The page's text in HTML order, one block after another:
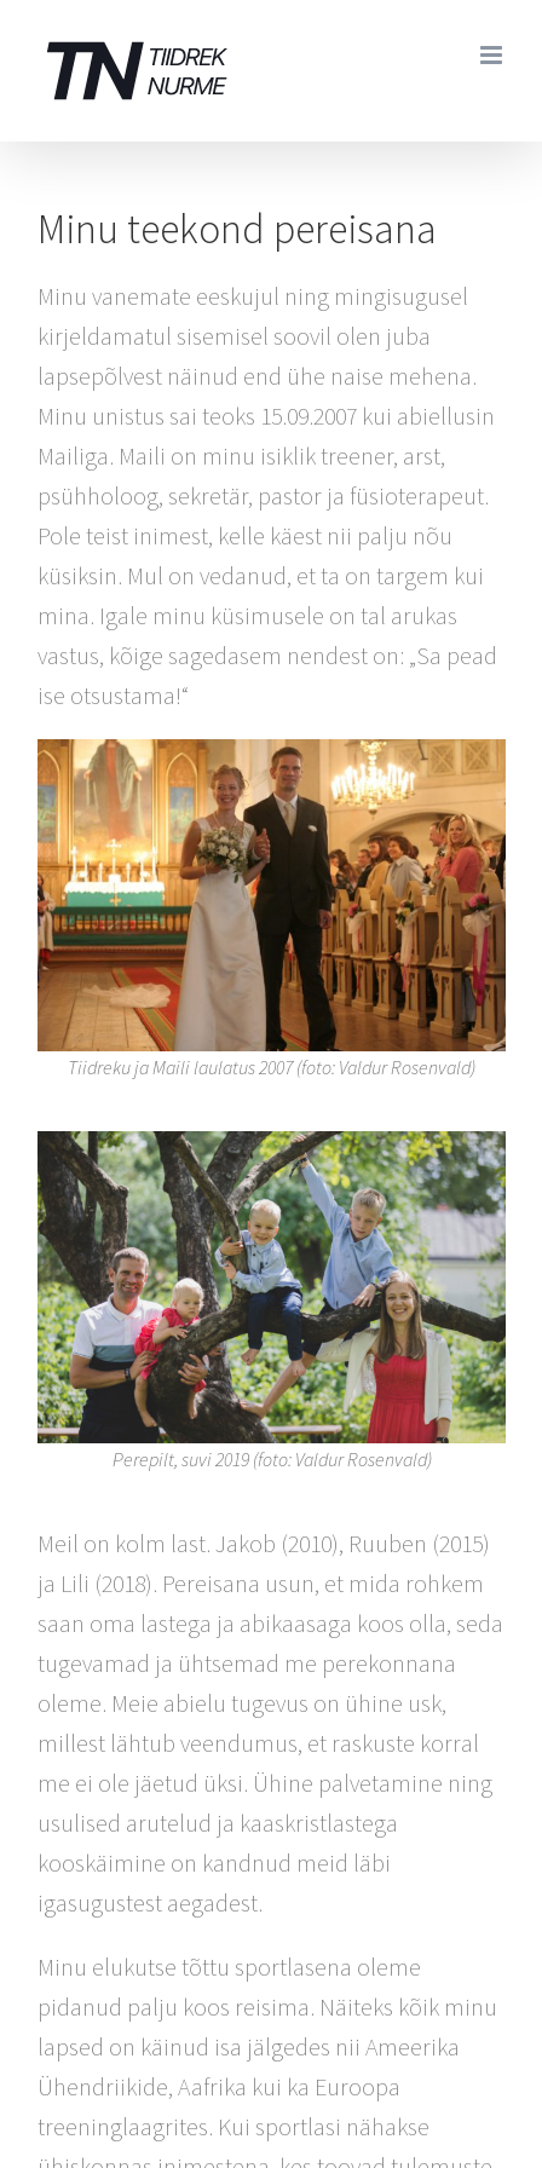
content
Minu teekond pereisana
Minu vanemate eeskujul ning mingisugusel
kirjeldamatul sisemisel soovil olen juba
lapsepõlvest näinud end ühe naise mehena.
Minu unistus sai teoks 15.09.2007 kui abiellusin
Mailiga. Maili on minu isiklik treener, arst,
psühholoog, sekretär, pastor ja füsioterapeut.
Pole teist inimest, kelle käest nii palju nõu
küsiksin. Mul on vedanud, et ta on targem kui
mina. Igale minu küsimusele on tal arukas
vastus, kõige sagedasem nendest on: „Sa pead
ise otsustama!“
Tiidreku ja Maili laulatus 2007 (foto: Valdur Rosenvald)
Perepilt, suvi 2019 (foto: Valdur Rosenvald)
Meil on kolm last. Jakob (2010), Ruuben (2015)
ja Lili (2018). Pereisana usun, et mida rohkem
saan oma lastega ja abikaasaga koos olla, seda
tugevamad ja ühtsemad me perekonnana
oleme. Meie abielu tugevus on ühine usk,
millest lähtub veendumus, et raskuste korral
me ei ole jäetud üksi. Ühine palvetamine ning
usulised arutelud ja kaaskristlastega
kooskäimine on kandnud meid läbi
igasugustest aegadest.
Minu elukutse tõttu sportlasena oleme
pidanud palju koos reisima. Näiteks kõik minu
lapsed on käinud isa jälgedes nii Ameerika
Ühendriikide, Aafrika kui ka Euroopa
treeninglaagrites. Kui sportlasi nähakse